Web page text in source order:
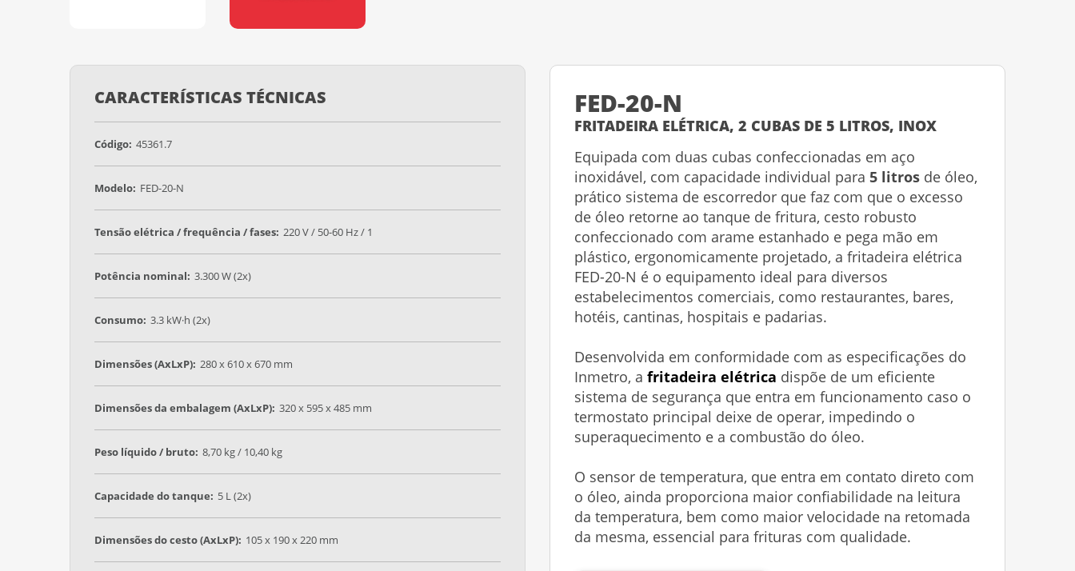
CARACTERÍSTICAS TÉCNICAS
Código: 45361.7
Modelo: FED-20-N
Tensão elétrica / frequência / fases: 220 V / 50-60 Hz / 1
Potência nominal: 3.300 W (2x)
Consumo: 3.3 kW·h (2x)
Dimensões (AxLxP): 280 x 610 x 670 mm
Dimensões da embalagem (AxLxP): 320 x 595 x 485 mm
Peso líquido / bruto: 8,70 kg / 10,40 kg
Capacidade do tanque: 5 L (2x)
Dimensões do cesto (AxLxP): 105 x 190 x 220 mm
FED-20-N
FRITADEIRA ELÉTRICA, 2 CUBAS DE 5 LITROS, INOX
Equipada com duas cubas confeccionadas em aço
inoxidável, com capacidade individual para 5 litros de óleo,
prático sistema de escorredor que faz com que o excesso
de óleo retorne ao tanque de fritura, cesto robusto
confeccionado com arame estanhado e pega mão em
plástico, ergonomicamente projetado, a fritadeira elétrica
FED-20-N é o equipamento ideal para diversos
estabelecimentos comerciais, como restaurantes, bares,
hotéis, cantinas, hospitais e padarias.
Desenvolvida em conformidade com as especificações do
Inmetro, a fritadeira elétrica dispõe de um eficiente
sistema de segurança que entra em funcionamento caso o
termostato principal deixe de operar, impedindo o
superaquecimento e a combustão do óleo.
O sensor de temperatura, que entra em contato direto com
o óleo, ainda proporciona maior confiabilidade na leitura
da temperatura, bem como maior velocidade na retomada
da mesma, essencial para frituras com qualidade.